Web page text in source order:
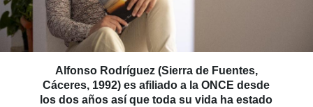
Alfonso Rodríguez (Sierra de Fuentes,
Cáceres, 1992) es afiliado a la ONCE desde
los dos años así que toda su vida ha estado